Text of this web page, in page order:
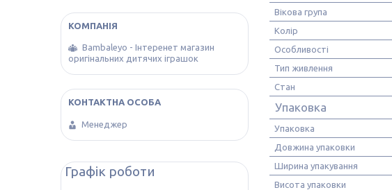
Вікова група
Колір
Особливості
Тип живлення
Стан
Упаковка
Упаковка
Довжина упаковки
Ширина упакування
Висота упаковки
Bambaleyo - Інтеренет магазин
оригінальних дитячих іграшок
Менеджер
Графік роботи